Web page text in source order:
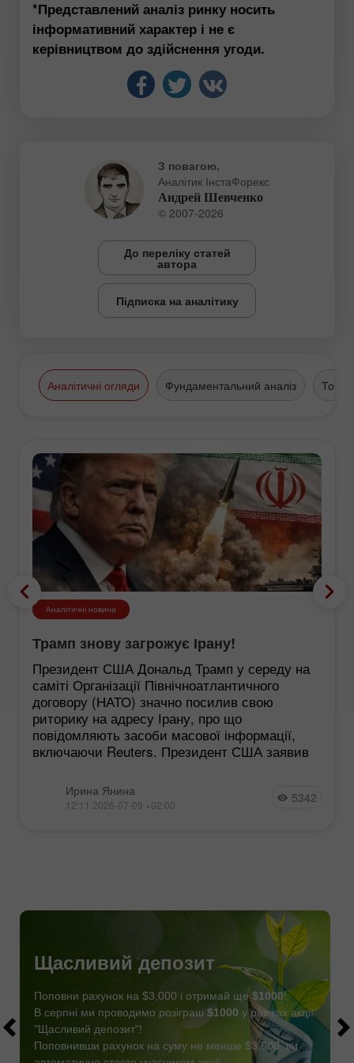
*Представлений аналіз ринку носить
інформативний характер і не є
керівництвом до здійснення угоди.
З повагою,
Аналітик ІнстаФорекс
Андрей Шевченко
© 2007-2026
До переліку статей
автора
Підписка на аналітику
Аналітичні огляди Фундаментальний аналіз
Аналітичні новини
Трамп знову загрожує Ірану!
Президент США Дональд Трамп у середу на
саміті Організації Північноатлантичного
договору (НАТО) значно посилив свою
риторику на адресу Ірану, про що
повідомляють засоби масової інформації,
включаючи Reuters. Президент США заявив
Ирина Янина
12:11 2026-07-09 +02:00 5342
Щасливий депозит
Поповни рахунок на $3,000 і отримай ще$1000!
В серпні ми проводимо розіграш $1000 у рамках акції
"Щасливий депозит"!
Поповнивши рахунок на суму не менше $3,000, ви